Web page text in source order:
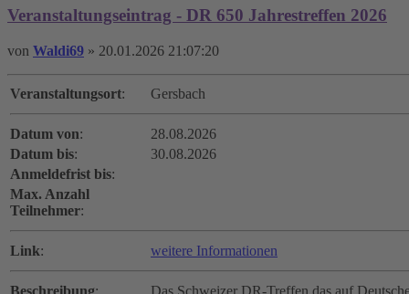
Veranstaltungseintrag - DR 650 Jahrestreffen 2026
von Waldi69 » 20.01.2026 21:07:20
Veranstaltungsort: Gersbach
Datum von:
28.08.2026
Datum bis:
30.08.2026
Anmeldefrist bis:
Max. Anzahl
Teilnehmer:
Link: weitere Informationen
Beschreibung: Das Schweizer DR-Treffen das auf